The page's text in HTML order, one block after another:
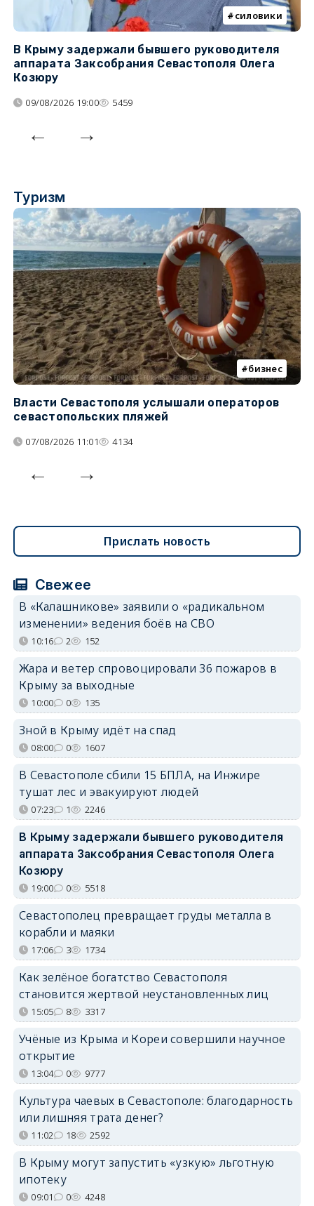
силовики
В Крыму задержали бывшего руководителя
аппарата Заксобрания Севастополя Олега
Козюру
09/08/2026 19:00 5459
Туризм
бизнес
Власти Севастополя услышали операторов
севастопольских пляжей
07/08/2026 11:01 4134
Прислать новость
Свежее
В «Калашникове» заявили о «радикальном
изменении» ведения боёв на СВО
10:16 2 152
Жара и ветер спровоцировали 36 пожаров в
Крыму за выходные
10:00 0 135
Зной в Крыму идёт на спад
08:00 0 1607
В Севастополе сбили 15 БПЛА, на Инжире
тушат лес и эвакуируют людей
07:23 1 2246
В Крыму задержали бывшего руководителя
аппарата Заксобрания Севастополя Олега
Козюру
19:00 0 5518
Севастополец превращает груды металла в
корабли и маяки
17:06 3 1734
Как зелёное богатство Севастополя
становится жертвой неустановленных лиц
15:05 8 3317
Учёные из Крыма и Кореи совершили научное
открытие
13:04 0 9777
Культура чаевых в Севастополе: благодарность
или лишняя трата денег?
11:02 18 2592
В Крыму могут запустить «узкую» льготную
ипотеку
09:01 0 4248